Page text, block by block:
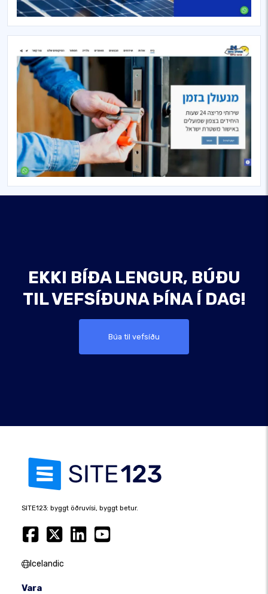
EKKI BÍÐA LENGUR, BÚÐU
TIL VEFSÍÐUNA ÞÍNA Í DAG!
Búa til vefsíðu
SITE123: byggt öðruvísi, byggt betur.
Icelandic
Vara